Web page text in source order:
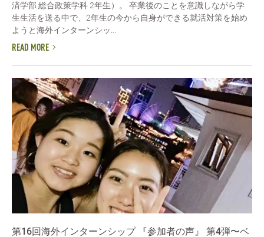
済学部 総合政策学科 2年生）。 卒業後のことを意識しながら学
生生活を送る中で、2年生の今から自身ができる就活対策を始め
ようと海外インターンシッ...
READ MORE
第16回海外インターンシップ 『参加者の声』 第4弾〜ベ